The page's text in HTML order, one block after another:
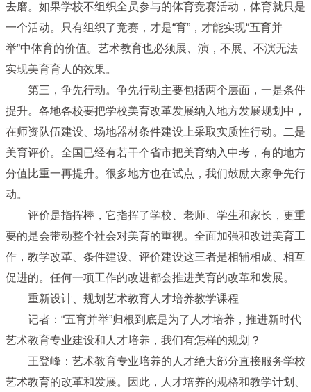
去磨。如果学校不组织全员参与的体育竞赛活动，体育就只是
一个活动。只有组织了竞赛，才是“育”，才能实现“五育并
举”中体育的价值。艺术教育也必须展、演，不展、不演无法
实现美育育人的效果。
第三，争先行动。争先行动主要包括两个层面，一是条件
提升。各地各校要把学校美育改革发展纳入地方发展规划中，
在师资队伍建设、场地器材条件建设上采取实质性行动。二是
美育评价。全国已经有若干个省市把美育纳入中考，有的地方
分值比重一再提升。很多地方也在试点，我们鼓励大家争先行
动。
评价是指挥棒，它指挥了学校、老师、学生和家长，更重
要的是会带动整个社会对美育的重视。全面加强和改进美育工
作，教学改革、条件建设、评价建设这三者是相辅相成、相互
促进的。任何一项工作的改进都会推进美育的改革和发展。
重新设计、规划艺术教育人才培养教学课程
记者：“五育并举”归根到底是为了人才培养，推进新时代
艺术教育专业建设和人才培养，我们有怎样的规划？
王登峰：艺术教育专业培养的人才绝大部分直接服务学校
艺术教育的改革和发展。因此，人才培养的规格和教学计划、